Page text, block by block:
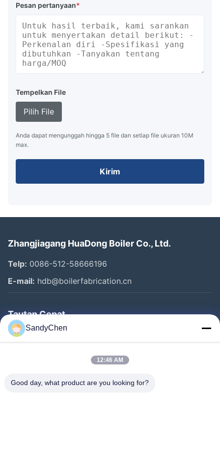
Pesan pertanyaan*
Tempelkan File
Pilih File
Anda dapat mengunggah hingga 5 file dan setiap file ukuran 10M
max.
Kirim
Zhangjiagang HuaDong Boiler Co., Ltd.
Telp: 0086-512-58666196
E-mail: hdb@boilerfabrication.cn
Tautan Cepat
Rumah
Tentang Kami
SandyChen
12:46 AM
Good day, what product are you looking for?